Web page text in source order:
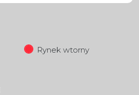
Rynek wtorny